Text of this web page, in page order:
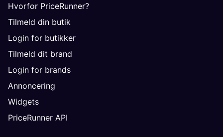
Hvorfor PriceRunner?
Tilmeld din butik
Login for butikker
Tilmeld dit brand
Login for brands
Annoncering
Widgets
PriceRunner API